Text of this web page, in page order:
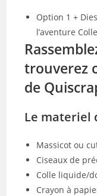
Option 1 +
l’aventure
trouverez
de
Le materiel
Massicot ou
Ciseaux de
Colle liquide/
Crayon à